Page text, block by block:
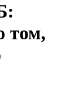
том,